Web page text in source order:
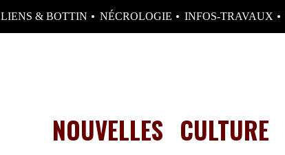
LIENS & BOTTIN NÉCROLOGIE INFOS-TRAVAUX
NOUVELLES CULTURE